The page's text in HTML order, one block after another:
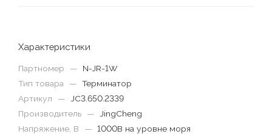
Характеристики
Партномер —
N-JR-1W
Тип товара
— Терминатор
Артикул
—
JC3.650.2339
Производитель
—
JingCheng
Напряжение, В
— 1000В на уровне моря